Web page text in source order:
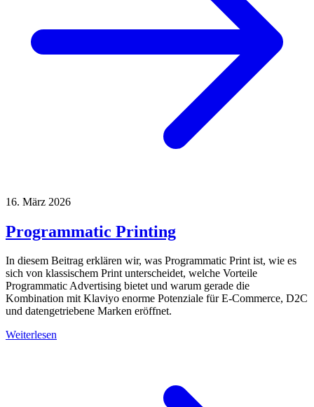
16. März 2026
Programmatic Printing
In diesem Beitrag erklären wir, was Programmatic Print ist, wie es
sich von klassischem Print unterscheidet, welche Vorteile
Programmatic Advertising bietet und warum gerade die
Kombination mit Klaviyo enorme Potenziale für E-Commerce, D2C
und datengetriebene Marken eröffnet.
Weiterlesen